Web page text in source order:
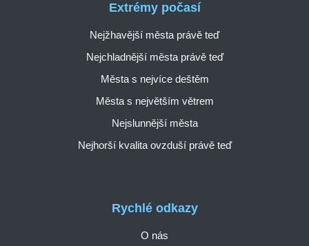
Rychlé odkazy
O nás
Extrémy počasí
Nejžhavější města právě teď
Nejchladnější města právě teď
Města s nejvíce deštěm
Města s největším větrem
Nejslunnější města
Nejhorší kvalita ovzduší právě teď